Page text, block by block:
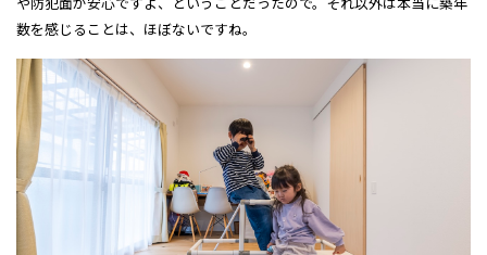
数を感じることは、ほぼないですね。